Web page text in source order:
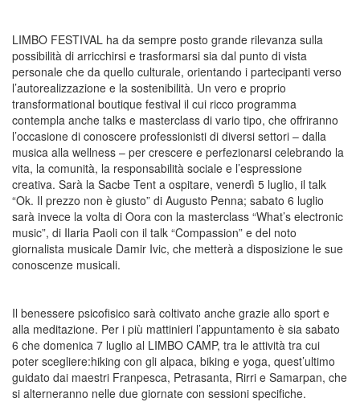
LIMBO FESTIVAL ha da sempre posto grande rilevanza sulla
possibilità di arricchirsi e trasformarsi sia dal punto di vista
personale che da quello culturale, orientando i partecipanti verso
l’autorealizzazione e la sostenibilità. Un vero e proprio
transformational boutique festival il cui ricco programma
contempla anche talks e masterclass di vario tipo, che offriranno
l’occasione di conoscere professionisti di diversi settori – dalla
musica alla wellness – per crescere e perfezionarsi celebrando la
vita, la comunità, la responsabilità sociale e l’espressione
creativa. Sarà la Sacbe Tent a ospitare, venerdì 5 luglio, il talk
“Ok. Il prezzo non è giusto” di Augusto Penna; sabato 6 luglio
sarà invece la volta di Oora con la masterclass “What’s electronic
music”, di Ilaria Paoli con il talk “Compassion” e del noto
giornalista musicale Damir Ivic, che metterà a disposizione le sue
conoscenze musicali.
Il benessere psicofisico sarà coltivato anche grazie allo sport e
alla meditazione. Per i più mattinieri l’appuntamento è sia sabato
6 che domenica 7 luglio al LIMBO CAMP, tra le attività tra cui
poter scegliere:hiking con gli alpaca, biking e yoga, quest’ultimo
guidato dai maestri Franpesca, Petrasanta, Rirri e Samarpan, che
si alterneranno nelle due giornate con sessioni specifiche.